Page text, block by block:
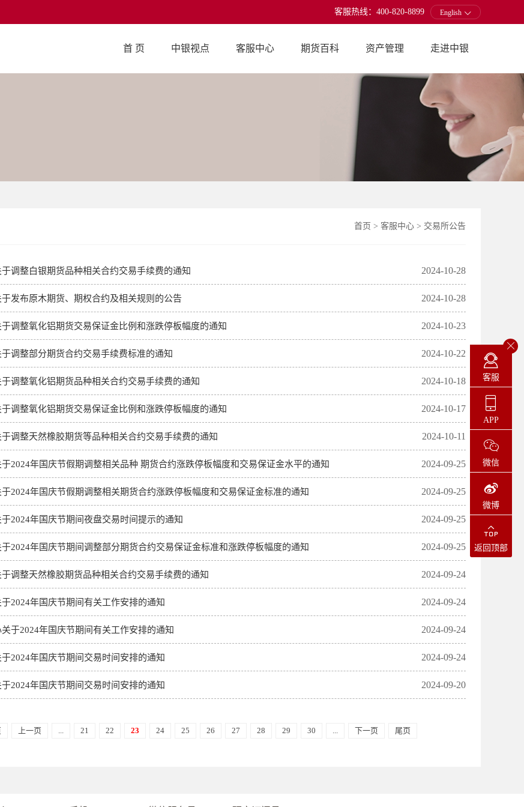
客服热线：400-820-8899 English
首 页 中银视点 客服中心 期货百科 资产管理 走进中银
首页 > 客服中心 > 交易所公告
调整白银期货品种相关合约交易手续费的通知 2024-10-28
发布原木期货、期权合约及相关规则的公告 2024-10-28
调整氧化铝期货交易保证金比例和涨跌停板幅度的通知 2024-10-23
调整部分期货合约交易手续费标准的通知 2024-10-22
调整氧化铝期货品种相关合约交易手续费的通知 2024-10-18
调整氧化铝期货交易保证金比例和涨跌停板幅度的通知 2024-10-17
调整天然橡胶期货等品种相关合约交易手续费的通知 2024-10-11
2024年国庆节假期调整相关品种 期货合约涨跌停板幅度和交易保证金水平的通知 2024-09-25
2024年国庆节假期调整相关期货合约涨跌停板幅度和交易保证金标准的通知 2024-09-25
2024年国庆节期间夜盘交易时间提示的通知 2024-09-25
2024年国庆节期间调整部分期货合约交易保证金标准和涨跌停板幅度的通知 2024-09-25
调整天然橡胶期货品种相关合约交易手续费的通知 2024-09-24
2024年国庆节期间有关工作安排的通知 2024-09-24
于2024年国庆节期间有关工作安排的通知 2024-09-24
2024年国庆节期间交易时间安排的通知 2024-09-24
2024年国庆节期间交易时间安排的通知 2024-09-20
上一页 ... 21 22 23 24 25 26 27 28 29 30 ... 下一页 尾页
客服
APP
微信
微博
返回顶部